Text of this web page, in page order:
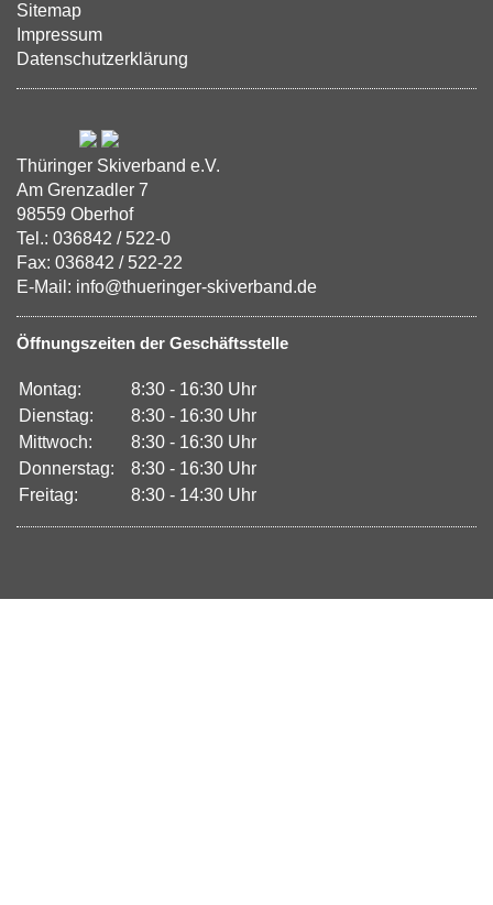
Sitemap
Impressum
Datenschutzerklärung
Thüringer Skiverband e.V.
Am Grenzadler 7
98559 Oberhof
Tel.: 036842 / 522-0
Fax: 036842 / 522-22
E-Mail: info@thueringer-skiverband.de
Öffnungszeiten der Geschäftsstelle
Montag:
8:30 - 16:30 Uhr
Dienstag:
8:30 - 16:30 Uhr
Mittwoch:
8:30 - 16:30 Uhr
Donnerstag:
8:30 - 16:30 Uhr
Freitag:
8:30 - 14:30 Uhr